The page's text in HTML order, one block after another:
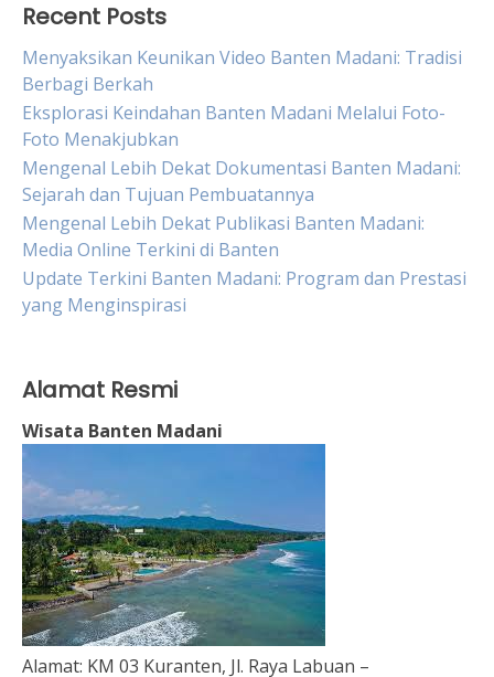
Recent Posts
Menyaksikan Keunikan Video Banten Madani: Tradisi
Berbagi Berkah
Eksplorasi Keindahan Banten Madani Melalui Foto-
Foto Menakjubkan
Mengenal Lebih Dekat Dokumentasi Banten Madani:
Sejarah dan Tujuan Pembuatannya
Mengenal Lebih Dekat Publikasi Banten Madani:
Media Online Terkini di Banten
Update Terkini Banten Madani: Program dan Prestasi
yang Menginspirasi
Alamat Resmi
Wisata Banten Madani
Alamat: KM 03 Kuranten, Jl. Raya Labuan –